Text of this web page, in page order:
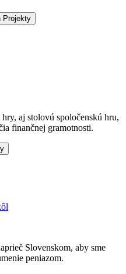
Projekty
aj stolovú spoločenskú hru,
finančnej gramotnosti.
Slovenskom, aby sme
peniazom.